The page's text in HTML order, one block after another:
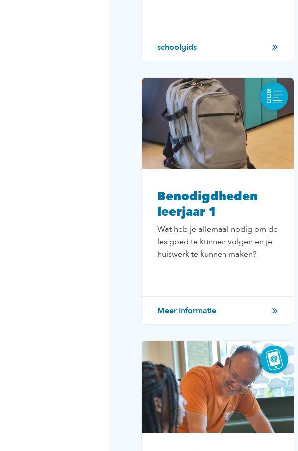
schoolgids
Benodigdheden
leerjaar 1
Wat heb je allemaal nodig om de
les goed te kunnen volgen en je
huiswerk te kunnen maken?
Meer informatie